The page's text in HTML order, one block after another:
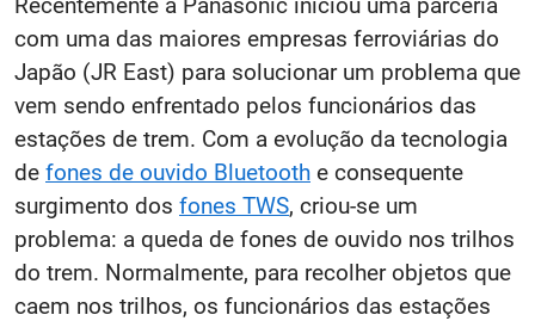
com uma das maiores empresas ferroviárias do
Japão (JR East) para solucionar um problema que
vem sendo enfrentado pelos funcionários das
estações de trem. Com a evolução da tecnologia
de fones de ouvido Bluetooth e consequente
surgimento dos fones TWS, criou-se um
problema: a queda de fones de ouvido nos trilhos
do trem. Normalmente, para recolher objetos que
caem nos trilhos, os funcionários das estações